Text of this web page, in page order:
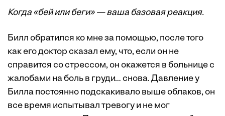
Когда «бей или беги» — ваша базовая реакция.
Билл обратился ко мне за помощью, после того
как его доктор сказал ему, что, если он не
справится со стрессом, он окажется в больнице с
жалобами на боль в груди… снова. Давление у
Билла постоянно подскакивало выше облаков, он
все время испытывал тревогу и не мог